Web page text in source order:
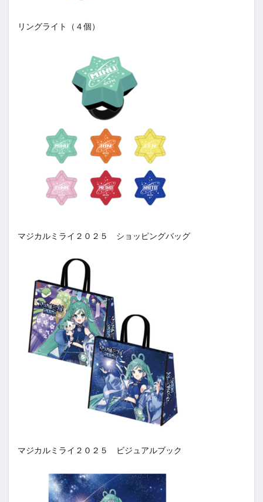
リングライト（４個）
マジカルミライ２０２５ ショッピングバッグ
マジカルミライ２０２５ ビジュアルブック